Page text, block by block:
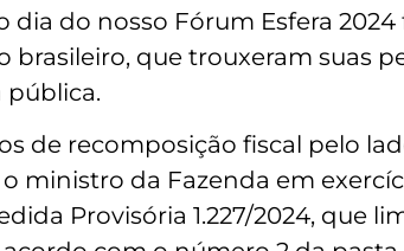
dia do nosso Fórum Esfera
brasileiro, que trouxeram suas
pública.
de recomposição fiscal pelo
ministro da Fazenda em
Provisória 1.227/2024, que